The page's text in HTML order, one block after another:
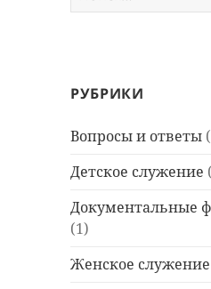
РУБРИКИ
Вопросы и ответы
Детское служение
Документальные
(1)
Женское служение